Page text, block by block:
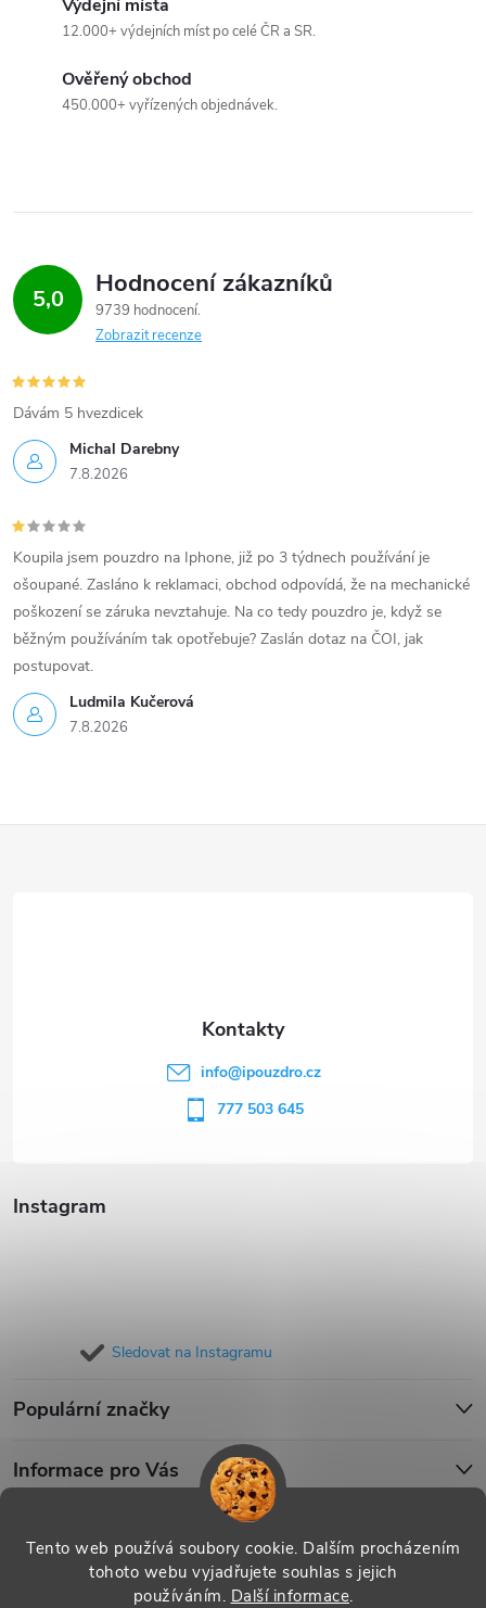
Tento web používá soubory cookie. Dalším procházením
tohoto webu vyjadřujete souhlas s jejich
používáním. Další informace.
Výdejní místa
12.000+ výdejních míst po celé ČR a SR.
Ověřený obchod
450.000+ vyřízených objednávek.
5,0 Hodnocení zákazníků
9739 hodnocení
Zobrazit recenze
Michal Darebny
7.8.2026
Dávám 5 hvezdicek
Ludmila Kučerová
7.8.2026
Koupila jsem pouzdro na Iphone, již po 3 týdnech používání je
ošoupané. Zasláno k reklamaci, obchod odpovídá, že na mechanické
poškození se záruka nevztahuje. Na co tedy pouzdro je, když se
běžným používáním tak opotřebuje? Zaslán dotaz na ČOI, jak
postupovat.
Instagram
Sledovat na Instagramu
Populární značky
Informace pro Vás
info@ipouzdro.cz
777 503 645